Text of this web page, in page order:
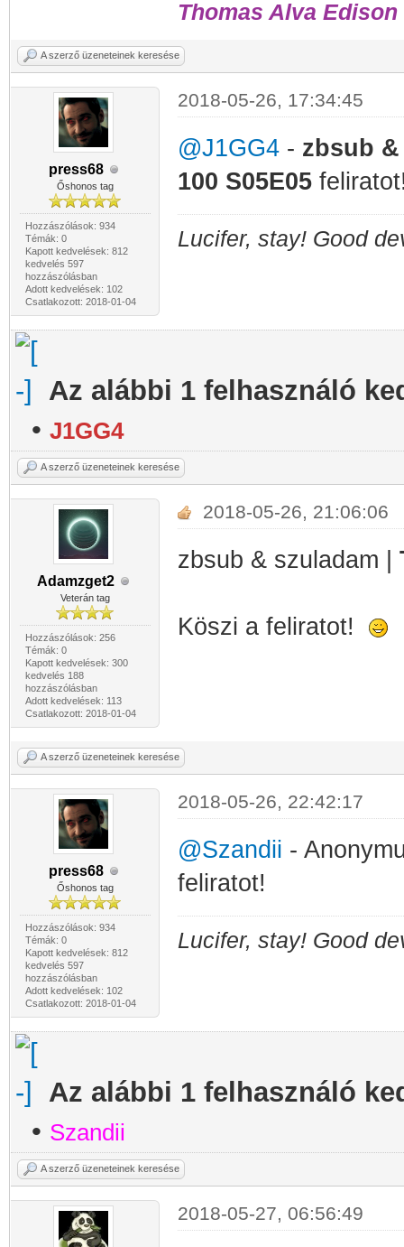
Thomas Alva Edison
A szerző üzeneteinek keresése
press68
Őshonos tag
Hozzászólások: 934
Témák: 0
Kapott kedvelések: 812
kedvelés 597
hozzászólásban
Adott kedvelések: 102
Csatlakozott: 2018-01-04
2018-05-26, 17:34:45
@J1GG4- zbsub
100 S05E05
Lucifer, stay! Good
Az alábbi 1 felhasználó
• J1GG4
A szerző üzeneteinek keresése
Adamzget2
Veterán tag
Hozzászólások: 256
Témák: 0
Kapott kedvelések: 300
kedvelés 188
hozzászólásban
Adott kedvelések: 113
Csatlakozott: 2018-01-04
2018-05-26, 21:06:06
zbsub & szuladam |
Köszi a feliratot!
A szerző üzeneteinek keresése
press68
Őshonos tag
Hozzászólások: 934
Témák: 0
Kapott kedvelések: 812
kedvelés 597
hozzászólásban
Adott kedvelések: 102
Csatlakozott: 2018-01-04
2018-05-26, 22:42:17
@Szandii -
feliratot!
Lucifer, stay! Good
Az alábbi 1 felhasználó
• Szandii
A szerző üzeneteinek keresése
2018-05-27, 06:56:49